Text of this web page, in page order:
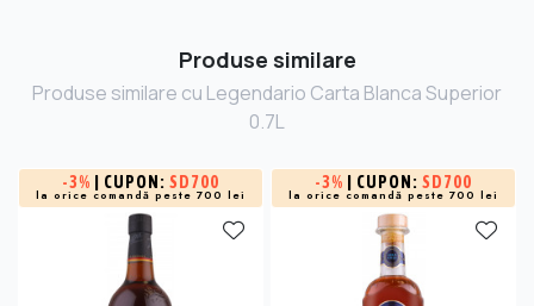
Produse similare
Produse similare cu Legendario Carta Blanca Superior
0.7L
-3% | CUPON: SD700
la orice comandă peste 700 lei
-3% | CUPON: SD700
la orice comandă peste 700 lei